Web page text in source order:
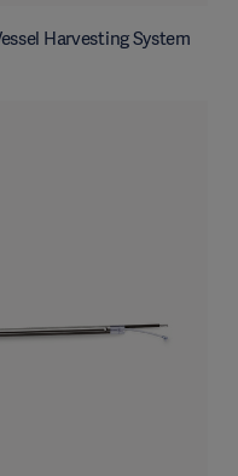
Harvesting System